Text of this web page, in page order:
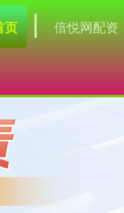
页 倍悦网配资